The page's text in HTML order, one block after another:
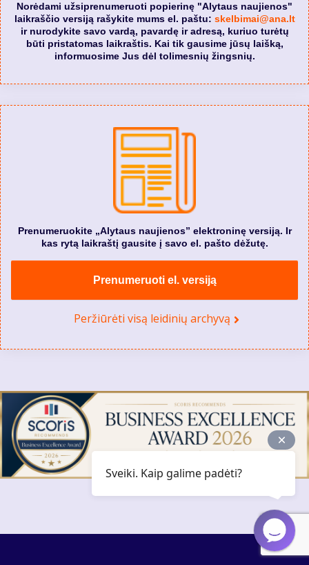
Norėdami užsiprenumeruoti popierinę "Alytaus naujienos"
laikraščio versiją rašykite mums el. paštu: skelbimai@ana.lt
ir nurodykite savo vardą, pavardę ir adresą, kuriuo turėtų
būti pristatomas laikraštis. Kai tik gausime jūsų laišką,
informuosime Jus dėl tolimesnių žingsnių.
Prenumeruokite „Alytaus naujienos” elektroninę versiją. Ir
kas rytą laikraštį gausite į savo el. pašto dėžutę.
Prenumeruoti el. versiją
Peržiūrėti visą leidinių archyvą
Sveiki. Kaip galime padėti?